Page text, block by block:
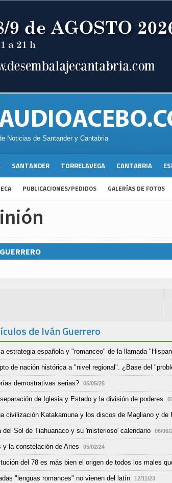
Noticias de Santander y Cantabria
SANTANDER TORRELAVEGA CANTABRIA
PUBLICACIONES/PEDIDOS GALERÍAS DE FOTOS
de Iván Guerrero
estrategia española y "romanceo" de la llamada
de nación histórica a "nivel regional". ¿Base del
demostrativas serias? 05/05/25
de Iglesia y Estado y la división de poderes
civilización Katakamuna y los discos de Magliano y de
del Sol de Tiahuanaco y su 'misterioso' calendario 06/06/
y la constelación de Aries 05/02/24
del 78 es más bien el origen de todos los males
"lenguas romances" no vienen del latín 12/11/23